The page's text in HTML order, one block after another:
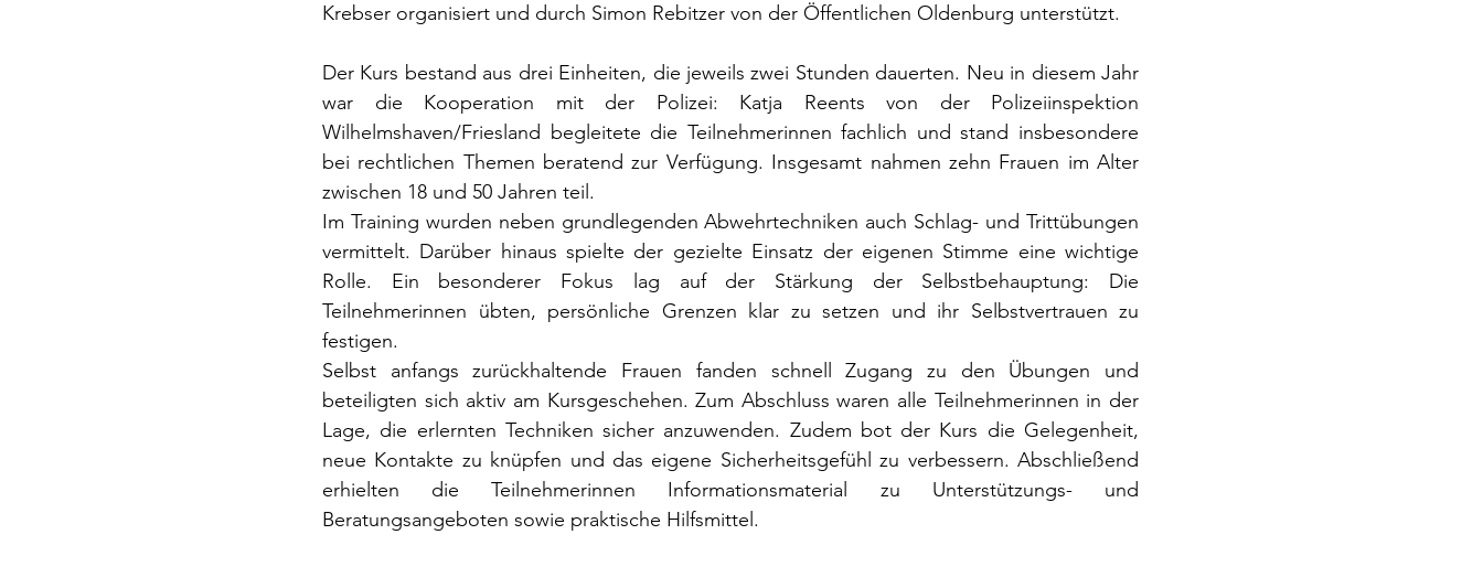
Krebser organisiert und durch Simon Rebitzer von der Öffentlichen Oldenburg unterstützt.
Der Kurs bestand aus drei Einheiten, die jeweils zwei Stunden dauerten. Neu in diesem Jahr
war die Kooperation mit der Polizei: Katja Reents von der Polizeiinspektion
Wilhelmshaven/Friesland begleitete die Teilnehmerinnen fachlich und stand insbesondere
bei rechtlichen Themen beratend zur Verfügung. Insgesamt nahmen zehn Frauen im Alter
zwischen 18 und 50 Jahren teil.
Im Training wurden neben grundlegenden Abwehrtechniken auch Schlag- und Trittübungen
vermittelt. Darüber hinaus spielte der gezielte Einsatz der eigenen Stimme eine wichtige
Rolle. Ein besonderer Fokus lag auf der Stärkung der Selbstbehauptung: Die
Teilnehmerinnen übten, persönliche Grenzen klar zu setzen und ihr Selbstvertrauen zu
festigen.
Selbst anfangs zurückhaltende Frauen fanden schnell Zugang zu den Übungen und
beteiligten sich aktiv am Kursgeschehen. Zum Abschluss waren alle Teilnehmerinnen in der
Lage, die erlernten Techniken sicher anzuwenden. Zudem bot der Kurs die Gelegenheit,
neue Kontakte zu knüpfen und das eigene Sicherheitsgefühl zu verbessern. Abschließend
erhielten die Teilnehmerinnen Informationsmaterial zu Unterstützungs- und
Beratungsangeboten sowie praktische Hilfsmittel.